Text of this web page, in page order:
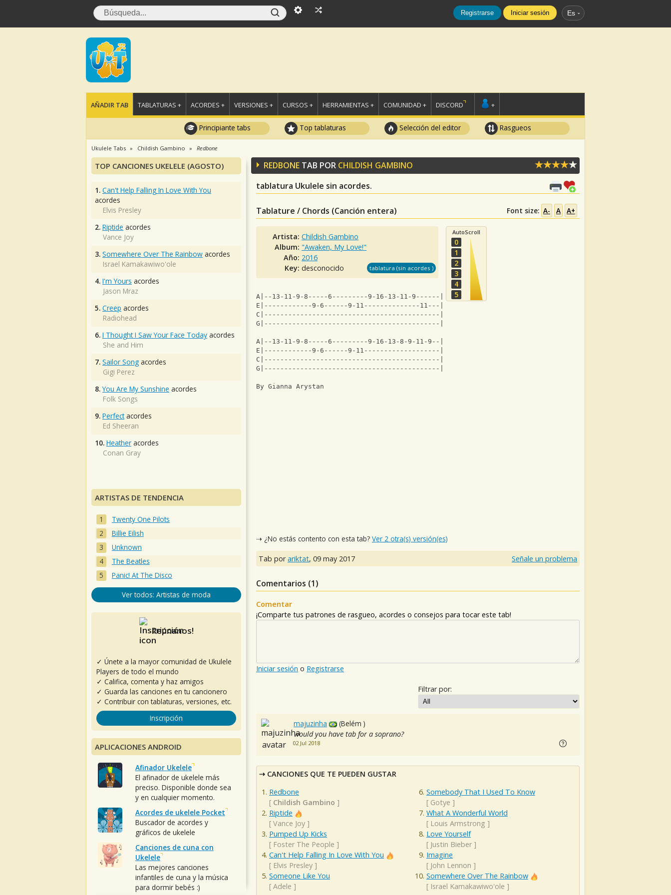
Registrarse Iniciar sesión Es
AÑADIR TAB TABLATURAS + ACORDES + VERSIONES + CURSOS + HERRAMIENTAS + COMUNIDAD + DISCORD +
Principiante tabs Top tablaturas Selección del editor Rasgueos
Ukulele Tabs Childish Gambino Redbone
REDBONE TAB POR CHILDISH GAMBINO
tablatura Ukulele sin acordes.
Tablature / Chords (Canción entera) Font size: A- A A+
Artista:Childish Gambino
Album: "Awaken, My Love!"
Año: 2016
Key:desconocido tablatura (sin acordes )
AutoScroll
0
1
2
3
4
5
A|--13-11-9-8-----6---------9-16-13-11-9------|
E|------------9-6------9-11--------------11---|
C|--------------------------------------------|
G|--------------------------------------------|
A|--13-11-9-8-----6---------9-16-13-8-9-11-9--|
E|------------9-6------9-11-------------------|
C|--------------------------------------------|
G|--------------------------------------------|
By Gianna Arystan
⇢ ¿No estás contento con esta tab? Ver 2 otra(s) versión(es)
Tab porariktat, 09 may 2017 Señale un problema
Comentarios (1)
Comentar
¡Comparte tus patrones de rasgueo, acordes o consejos para tocar este tab!
Iniciar sesión o Registrarse
Filtrar por:
majuzinha
(Belém )
would you have tab for a soprano?
02 Jul 2018
CANCIONES QUE TE PUEDEN GUSTAR
Redbone
[ Childish Gambino ]
Riptide
[ Vance Joy ]
Pumped Up Kicks
[ Foster The People ]
Can't Help Falling In Love With You
[ Elvis Presley ]
Someone Like You
[ Adele ]
Somebody That I Used To Know
[ Gotye ]
What A Wonderful World
[ Louis Armstrong ]
Love Yourself
[ Justin Bieber]
Imagine
[ John Lennon ]
Somewhere Over The Rainbow
[ Israel Kamakawiwo'ole ]
TOP CANCIONES UKELELE (AGOSTO)
1. Can't Help Falling In Love With You
acordes
Elvis Presley
2. Riptide acordes
Vance Joy
3. Somewhere Over The Rainbow acordes
Israel Kamakawiwo'ole
4. I'm Yours acordes
Jason Mraz
5. Creep acordes
Radiohead
6. I Thought I Saw Your Face Today acordes
She and Him
7. Sailor Song acordes
Gigi Perez
8. You Are My Sunshine acordes
Folk Songs
9. Perfectacordes
Ed Sheeran
10. Heather acordes
Conan Gray
ARTISTAS DE TENDENCIA
Twenty One Pilots
Billie Eilish
Unknown
The Beatles
Panic! At The Disco
Ver todos: Artistas de moda
Reúnanos!
✓ Únete a la mayor comunidad de Ukulele
Players de todo el mundo
✓ Califica, comenta y haz amigos
✓ Guarda las canciones en tu cancionero
✓ Contribuir con tablaturas, versiones, etc.
Inscripción
APLICACIONES ANDROID
Afinador Ukelele
El afinador de ukelele más
preciso. Disponible donde sea
y en cualquier momento.
Acordes de ukelele Pocket
Buscador de acordes y
gráficos de ukelele
Canciones de cuna con
Ukelele
Las mejores canciones
infantiles de cuna y la música
para dormir bebés :)